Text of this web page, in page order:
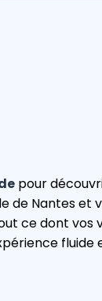
pour
de Nantes et
ce dont vos
fluide